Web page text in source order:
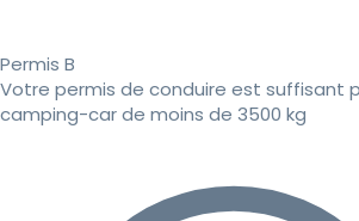
Permis B
Votre permis de conduire est suffisant
camping-car de moins de 3500 kg